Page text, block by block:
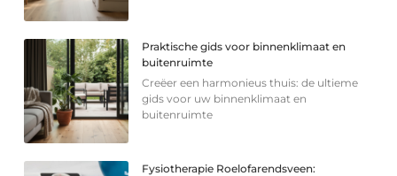
Praktische gids voor binnenklimaat en
buitenruimte
Creëer een harmonieus thuis: de ultieme
gids voor uw binnenklimaat en
buitenruimte
Fysiotherapie Roelofarendsveen: